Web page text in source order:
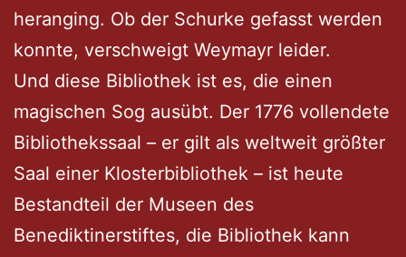
heranging. Ob der Schurke gefasst werden
konnte, verschweigt Weymayr leider.
Und diese Bibliothek ist es, die einen
magischen Sog ausübt. Der 1776 vollendete
Bibliothekssaal – er gilt als weltweit größter
Saal einer Klosterbibliothek – ist heute
Bestandteil der Museen des
Benediktinerstiftes, die Bibliothek kann